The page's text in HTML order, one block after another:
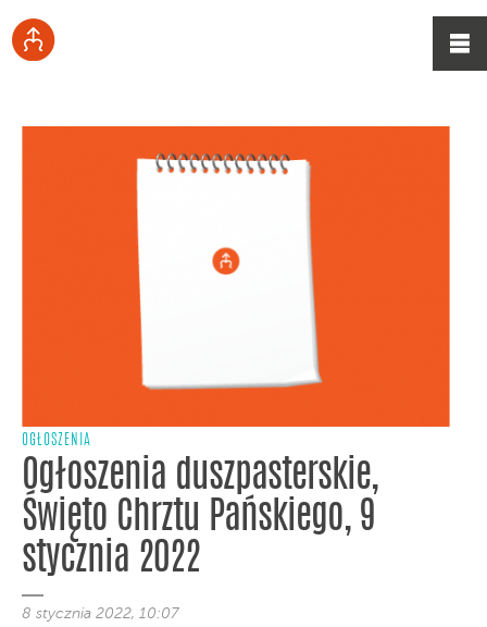
OGŁOSZENIA
Ogłoszenia duszpasterskie,
Święto Chrztu Pańskiego, 9
stycznia 2022
8 stycznia 2022, 10:07